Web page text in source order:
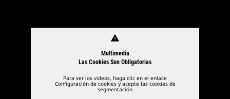
warning
Multimedia
Las Cookies Son Obligatorias
Para ver los videos, haga clic en el enlace
Configuración de cookies y acepte las cookies de
segmentación